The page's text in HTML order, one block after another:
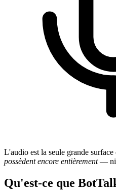
L'audio est la seule grande
possèdent encore entièrement— ni
Qu'est-ce que